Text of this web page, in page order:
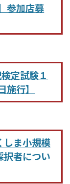
参加店募
定試験１
行】
しま小規模
択者につい